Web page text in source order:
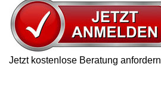
Jetzt kostenlose Beratung anfordern